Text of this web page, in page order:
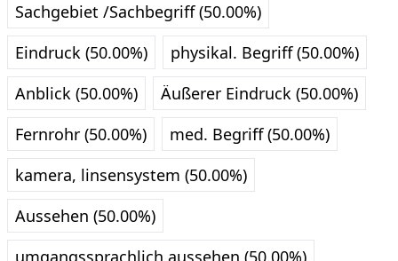
Sachgebiet /Sachbegriff (50.00%)
Eindruck (50.00%)
physikal. Begriff (50.00%)
Anblick (50.00%)
Äußerer Eindruck (50.00%)
Fernrohr (50.00%)
med. Begriff (50.00%)
kamera, linsensystem (50.00%)
Aussehen (50.00%)
umgangssprachlich aussehen (50.00%)